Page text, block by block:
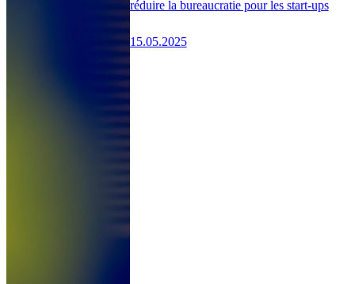
réduire la bureaucratie pour les start-ups
15.05.2025